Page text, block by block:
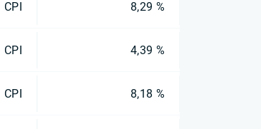
CPI 8,29 %
CPI 4,39 %
CPI 8,18 %